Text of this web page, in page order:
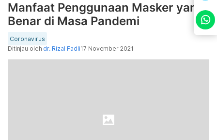
Manfaat Penggunaan Masker yang
Benar di Masa Pandemi
Coronavirus
Ditinjau oleh dr. Rizal Fadli17 November 2021